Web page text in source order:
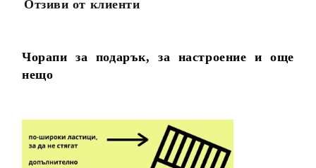
Отзиви от клиенти
Чорапи за подарък, за настроение и още
нещо